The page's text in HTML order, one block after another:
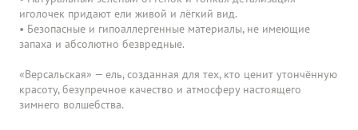
иголочек придают ели живой и лёгкий вид.
• Безопасные и гипоаллергенные материалы, не имеющие
запаха и абсолютно безвредные.
«Версальская» — ель, созданная для тех, кто ценит утончённую
красоту, безупречное качество и атмосферу настоящего
зимнего волшебства.